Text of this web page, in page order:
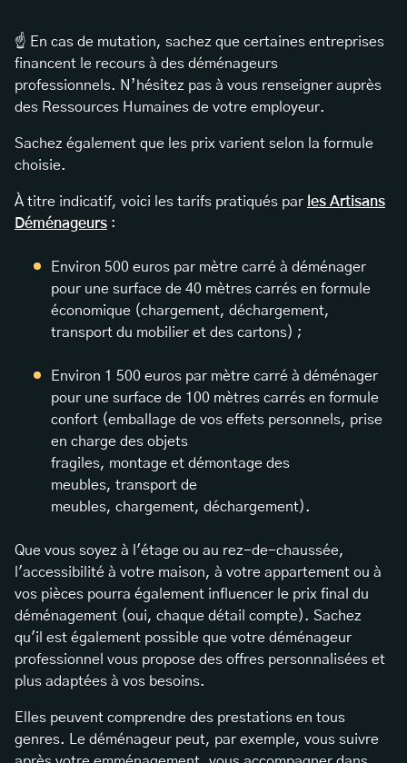
☝️ En cas de mutation, sachez que certaines entreprises
financent le recours à des déménageurs
professionnels. N’hésitez pas à vous renseigner auprès
des Ressources Humaines de votre employeur.
Sachez également que les prix varient selon la formule
choisie.
À titre indicatif, voici les tarifs pratiqués par les Artisans
Déménageurs :
Environ 500 euros par mètre carré à déménager
pour une surface de 40 mètres carrés en formule
économique (chargement, déchargement,
transport du mobilier et des cartons) ;
Environ 1 500 euros par mètre carré à déménager
pour une surface de 100 mètres carrés en formule
confort (emballage de vos effets personnels, prise
en charge des objets
fragiles, montage et démontage des
meubles, transport de
meubles, chargement, déchargement).
Que vous soyez à l'étage ou au rez-de-chaussée,
l'accessibilité à votre maison, à votre appartement ou à
vos pièces pourra également influencer le prix final du
déménagement (oui, chaque détail compte). Sachez
qu'il est également possible que votre déménageur
professionnel vous propose des offres personnalisées et
plus adaptées à vos besoins.
Elles peuvent comprendre des prestations en tous
genres. Le déménageur peut, par exemple, vous suivre